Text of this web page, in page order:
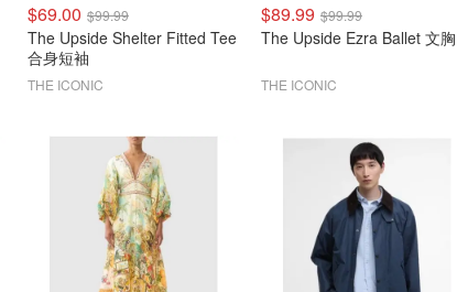
$69.00 $99.99
The Upside Shelter Fitted Tee
合身短袖
THE ICONIC
$89.99 $99.99
The Upside Ezra Ballet 文胸
THE ICONIC